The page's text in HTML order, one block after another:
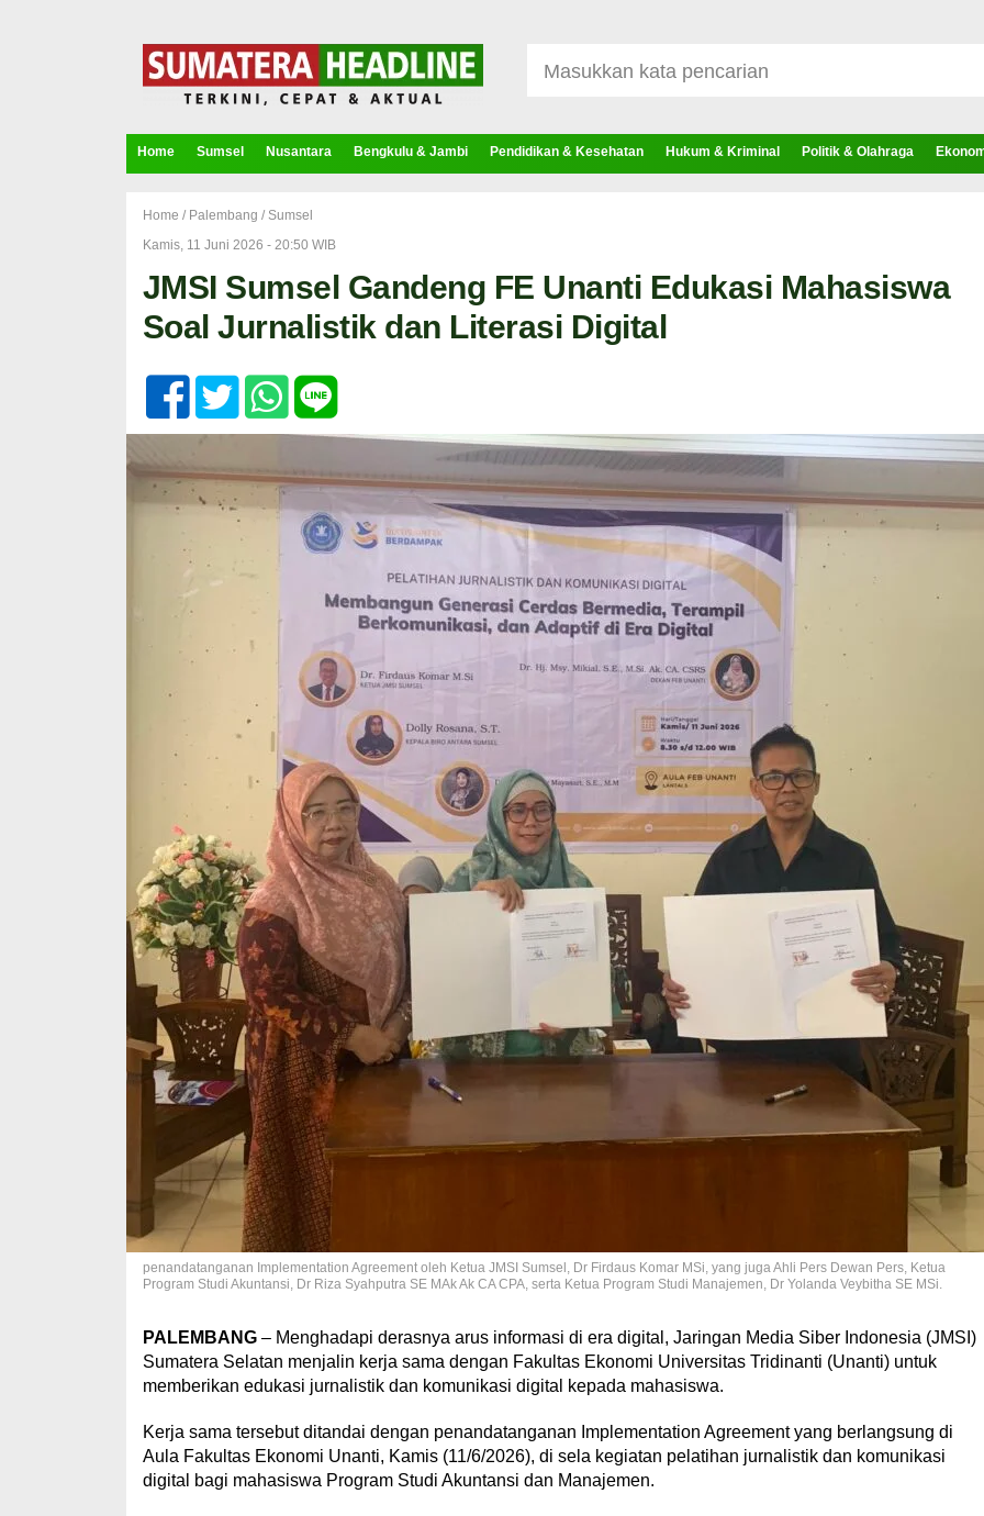
Home Sumsel Nusantara Bengkulu & Jambi Pendidikan & Kesehatan Hukum & Kriminal Politik & Olahraga
Home / Palembang / Sumsel
Kamis, 11 Juni 2026 - 20:50 WIB
JMSI Sumsel Gandeng FE Unanti Edukasi Mahasiswa
Soal Jurnalistik dan Literasi Digital
penandatanganan Implementation Agreement oleh Ketua JMSI Sumsel, Dr Firdaus Komar MSi, yang juga Ahli Pers Dewan Pers, Ketua
Program Studi Akuntansi, Dr Riza Syahputra SE MAk Ak CA CPA, serta Ketua Program Studi Manajemen, Dr Yolanda Veybitha SE MSi.
PALEMBANG– Menghadapi derasnya arus informasi di era digital, Jaringan Media Siber Indonesia (JMSI)
Sumatera Selatan menjalin kerja sama dengan Fakultas Ekonomi Universitas Tridinanti (Unanti) untuk
memberikan edukasi jurnalistik dan komunikasi digital kepada mahasiswa.
Kerja sama tersebut ditandai dengan penandatanganan Implementation Agreement yang berlangsung di
Aula Fakultas Ekonomi Unanti, Kamis (11/6/2026), di sela kegiatan pelatihan jurnalistik dan komunikasi
digital bagi mahasiswa Program Studi Akuntansi dan Manajemen.